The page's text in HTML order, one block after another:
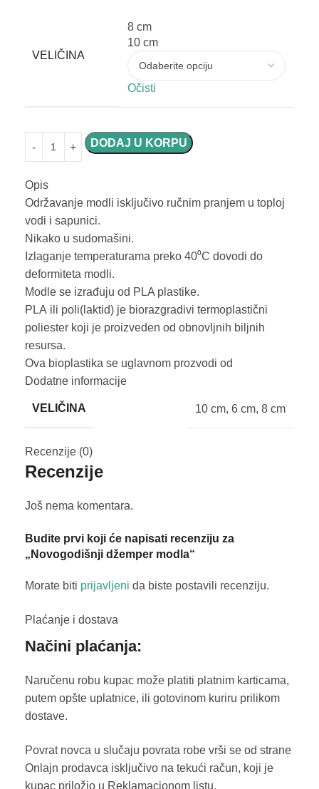
VELIČINA
8 cm
10 cm
Očisti
DODAJ U KORPU
Opis
Održavanje modli isključivo ručnim pranjem u toploj
vodi i sapunici.
Nikako u sudomašini.
Izlaganje temperaturama preko 40⁰C dovodi do
deformiteta modli.
Modle se izrađuju od PLA plastike.
PLA ili poli(laktid) je biorazgradivi termoplastični
poliester koji je proizveden od obnovljnih biljnih
resursa.
Ova bioplastika se uglavnom prozvodi od
kukuruznog brašna ili ostataka šećerne repe.
Potpuno je bezbedna za upotrebu u kućnim uslovima
Dodatne informacije
VELIČINA 10 cm, 6 cm, 8 cm
Recenzije (0)
Recenzije
Još nema komentara.
Budite prvi koji će napisati recenziju za
„Novogodišnji džemper modla“
Morate biti prijavljeni da biste postavili recenziju.
Plaćanje i dostava
Načini plaćanja:
Naručenu robu kupac može platiti platnim karticama,
putem opšte uplatnice, ili gotovinom kuriru prilikom
dostave.
Povrat novca u slučaju povrata robe vrši se od strane
Onlajn prodavca isključivo na tekući račun, koji je
kupac priložio u Reklamacionom listu.